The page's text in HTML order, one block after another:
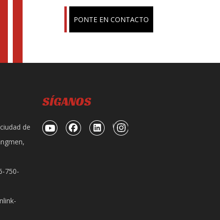
PONTE EN CONTACTO
de
750-
SÍGANOS